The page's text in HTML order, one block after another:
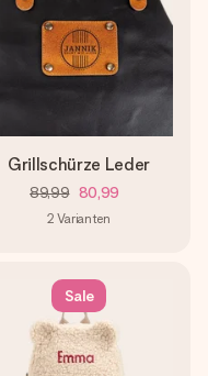
Grillschürze Leder
89,99 80,99
2 Varianten
Sale